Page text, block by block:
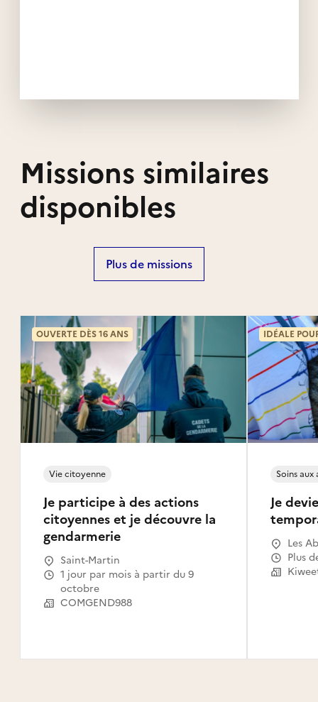
Missions similaires
disponibles
Plus de missions
Je participe à des actions
citoyennes et je découvre la
gendarmerie
Vie citoyenne
Saint-Martin
1 jour par mois à partir du 9
octobre
COMGEND988
OUVERTE DÈS 16 ANS
Je
Soins aux
Les
Le
Plus
IDÉALE